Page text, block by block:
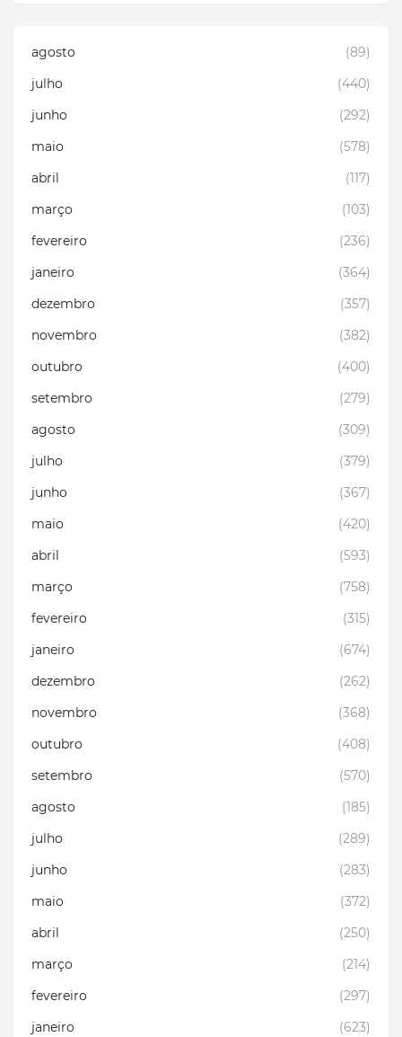
agosto
(89)
julho
(440)
junho
(292)
maio
(578)
abril
(117)
março
(103)
fevereiro
(236)
janeiro
(364)
dezembro
(357)
novembro
(382)
outubro
(400)
setembro
(279)
agosto
(309)
julho
(379)
junho
(367)
maio
(420)
abril
(593)
março
(758)
fevereiro
(315)
janeiro
(674)
dezembro
(262)
novembro
(368)
outubro
(408)
setembro
(570)
agosto
(185)
julho
(289)
junho
(283)
maio
(372)
abril
(250)
março
(214)
fevereiro
(297)
janeiro
(623)